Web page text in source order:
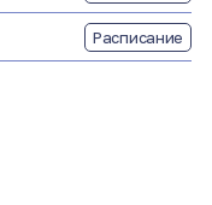
Расписание